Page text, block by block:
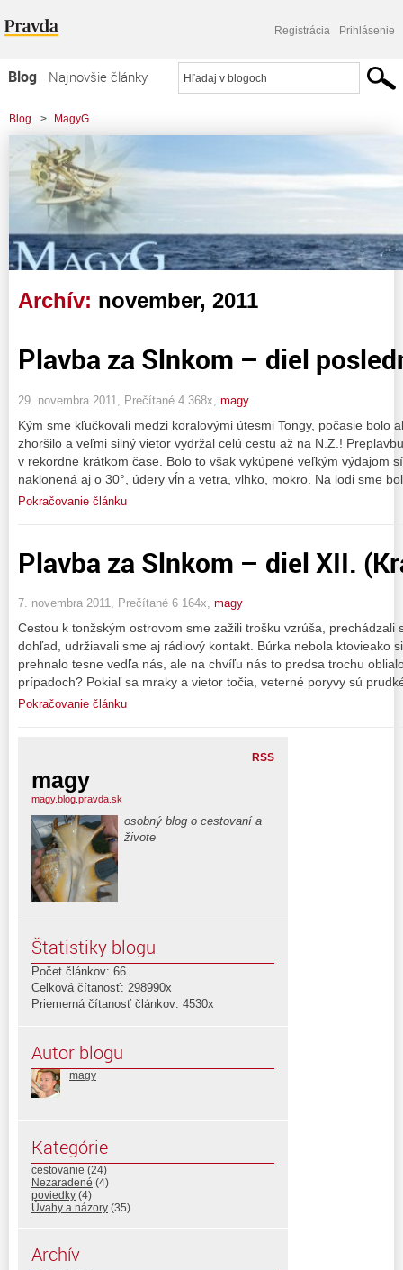
Registrácia Prihlásenie
Blog
Najnovšie články
Najčítanejšie články
Najkomentovanejšie články
Zoznam blogov
Komerčné blogy
Blog > MagyG
Archív: november, 2011
Plavba za Slnkom – diel
29. novembra 2011, Prečítané 4 368x, magy
Kým sme kľučkovali medzi koralovými útesmi Tongy, počasie bolo
zhoršilo a veľmi silný vietor vydržal celú cestu až na N.Z.!
v rekordne krátkom čase. Bolo to však vykúpené veľkým výdajom
naklonená aj o 30°, údery vĺn a vetra, vlhko, mokro. Na lodi sme
Pokračovanie článku
Plavba za Slnkom – diel XII.
7. novembra 2011, Prečítané 6 164x, magy
Cestou k tonžským ostrovom sme zažili trošku vzrúša, prechádzali
dohľad, udržiavali sme aj rádiový kontakt. Búrka nebola ktovieako
prehnalo tesne vedľa nás, ale na chvíľu nás to predsa trochu
prípadoch? Pokiaľ sa mraky a vietor točia, veterné poryvy sú
Pokračovanie článku
RSS
magy
magy.blog.pravda.sk
osobný blog o cestovaní a
živote
Štatistiky blogu
Počet článkov: 66
Celková čítanosť: 298990x
Priemerná čítanosť článkov: 4530x
Autor blogu
magy
Kategórie
cestovanie (24)
Nezaradené (4)
poviedky (4)
Úvahy a názory (35)
Archív